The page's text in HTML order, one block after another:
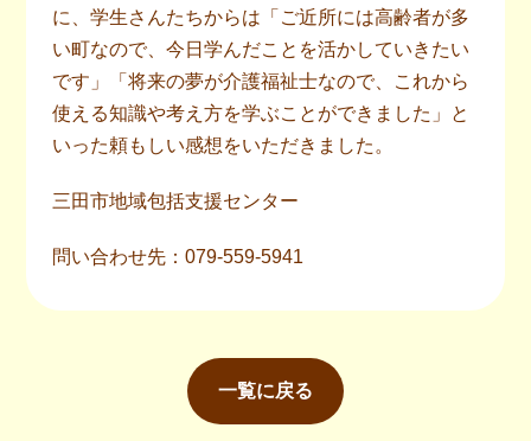
に、学生さんたちからは「ご近所には高齢者が多
い町なので、今日学んだことを活かしていきたい
です」「将来の夢が介護福祉士なので、これから
使える知識や考え方を学ぶことができました」と
いった頼もしい感想をいただきました。
三田市地域包括支援センター
問い合わせ先：079-559-5941
一覧に戻る